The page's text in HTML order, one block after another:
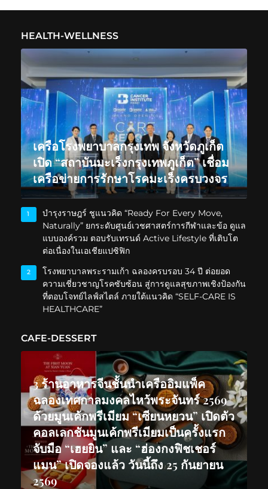
HEALTH-WELLNESS
เครือโรงพยาบาลกรุงเทพ จังหวัดภูเก็ต
เปิด “สถาบันมะเร็งกรุงเทพภูเก็ต” เชื่อม
เครือข่ายการรักษาโรคมะเร็งครบวงจร
1
บำรุงราษฎร์ ชูแนวคิด “Ready For Every Move,
Naturally” ยกระดับศูนย์เวชศาสตร์การกีฬาและข้อ ดูแล
แบบองค์รวม ตอบรับเทรนด์ Active Lifestyle ที่เติบโต
ต่อเนื่องในเอเชียแปซิฟิก
2
โรงพยาบาลพระรามเก้า ฉลองครบรอบ 34 ปี ต่อยอด
ความเชี่ยวชาญโรคซับซ้อน สู่การดูแลสุขภาพเชิงป้องกัน
ที่ตอบโจทย์ไลฟ์สไตล์ ภายใต้แนวคิด “SELF-CARE IS
HEALTHCARE”
CAFE-DESSERT
3 ร้านอาหารจีนชั้นนำเครืออิมแพ็ค
ฉลองเทศกาลมงคลไหว้พระจันทร์ 2569
ด้วยมูนเค้กพรีเมียม “เซียนหยวน” เปิดตัว
คอลเลกชันมูนเค้กพรีเมียมเป็นครั้งแรก
จับมือ “เฮยยิน” และ “ฮ่องกงฟิชเชอร์
แมน” เปิดจองแล้ว วันนี้ถึง 25 กันยายน
2569